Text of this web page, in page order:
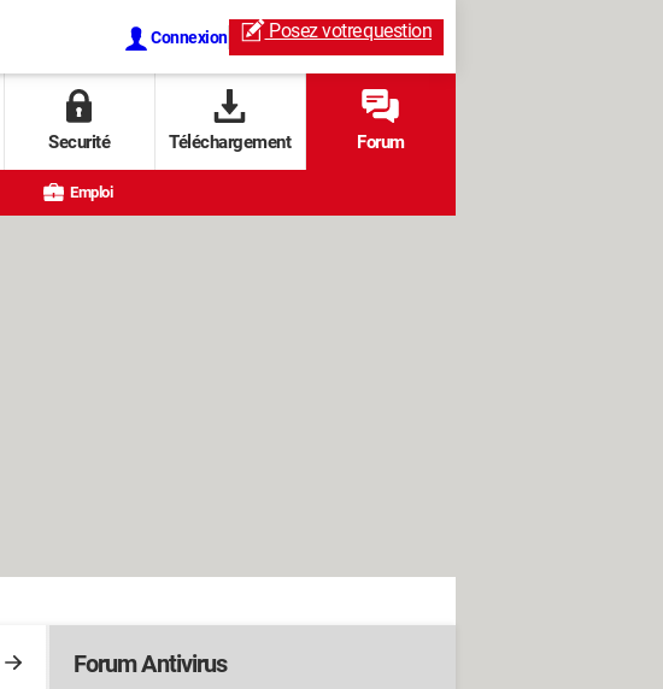
Connexion Posez votrequestion
Securité Téléchargement Forum
Emploi
Forum Antivirus